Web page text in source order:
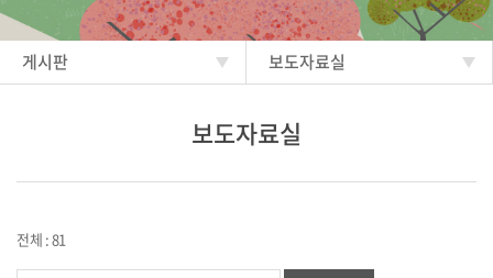
게시판 보도자료실
보도자료실
전체 : 81